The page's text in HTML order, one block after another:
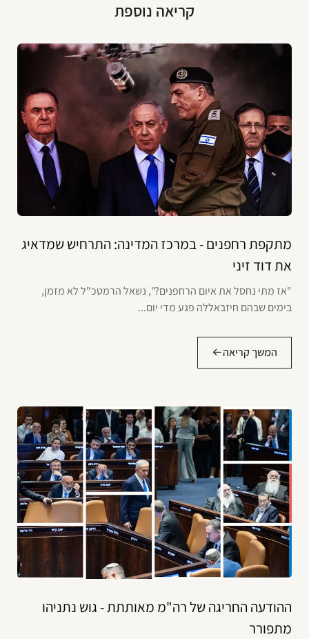
קריאה נוספת
מתקפת רחפנים - במרכז המדינה: התרחיש שמדאיג
את דוד זיני
"אז מתי נחסל את איום הרחפנים?", נשאל הרמטכ"ל לא מזמן,
בימים שבהם חיזבאללה פגע מדי יום...
המשך קריאה
ההודעה החריגה של רה"מ מאותתת - גוש נתניהו
מתפורר